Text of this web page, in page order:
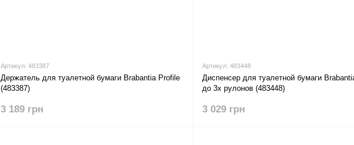
Артикул: 483387
Держатель для туалетной бумаги Brabantia Profile
(483387)
3 189 грн
Артикул: 483448
Диспенсер для туалетной бумаги
до 3х рулонов (483448)
3 029 грн